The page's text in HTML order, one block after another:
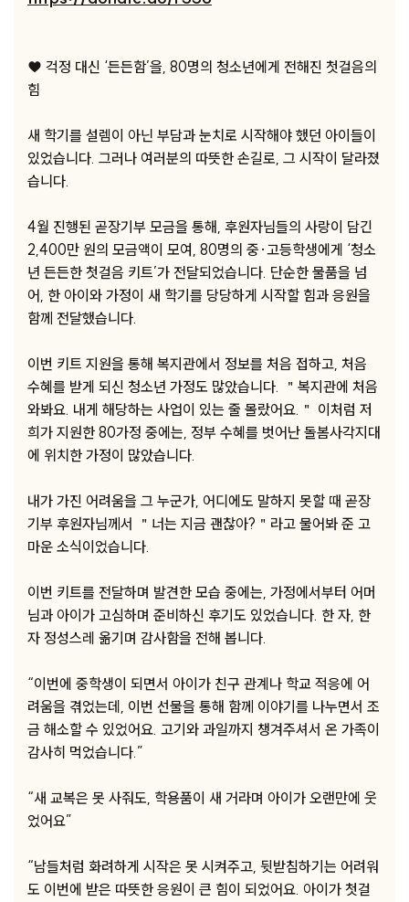
♥ 걱정 대신 ‘든든함’을, 80명의 청소년에게 전해진 첫걸음의
힘
새 학기를 설렘이 아닌 부담과 눈치로 시작해야 했던 아이들이
있었습니다. 그러나 여러분의 따뜻한 손길로, 그 시작이 달라졌
습니다.
4월 진행된 곧장기부 모금을 통해, 후원자님들의 사랑이 담긴
2,400만 원의 모금액이 모여, 80명의 중·고등학생에게 ‘청소
년 든든한 첫걸음 키트’가 전달되었습니다. 단순한 물품을 넘
어, 한 아이와 가정이 새 학기를 당당하게 시작할 힘과 응원을
함께 전달했습니다.
이번 키트 지원을 통해 복지관에서 정보를 처음 접하고, 처음
수혜를 받게 되신 청소년 가정도 많았습니다. ＂복지관에 처음
와봐요. 내게 해당하는 사업이 있는 줄 몰랐어요.＂ 이처럼 저
희가 지원한 80가정 중에는, 정부 수혜를 벗어난 돌봄사각지대
에 위치한 가정이 많았습니다.
내가 가진 어려움을 그 누군가, 어디에도 말하지 못할 때 곧장
기부 후원자님께서 ＂너는 지금 괜찮아?＂라고 물어봐 준 고
마운 소식이었습니다.
이번 키트를 전달하며 발견한 모습 중에는, 가정에서부터 어머
님과 아이가 고심하며 준비하신 후기도 있었습니다. 한 자, 한
자 정성스레 옮기며 감사함을 전해 봅니다.
“이번에 중학생이 되면서 아이가 친구 관계나 학교 적응에 어
려움을 겪었는데, 이번 선물을 통해 함께 이야기를 나누면서 조
금 해소할 수 있었어요. 고기와 과일까지 챙겨주셔서 온 가족이
감사히 먹었습니다.”
“새 교복은 못 사줘도, 학용품이 새 거라며 아이가 오랜만에 웃
었어요”
“남들처럼 화려하게 시작은 못 시켜주고, 뒷받침하기는 어려워
도 이번에 받은 따뜻한 응원이 큰 힘이 되었어요. 아이가 첫걸